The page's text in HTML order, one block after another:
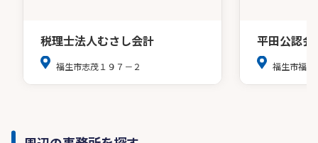
税理士法人むさし会計
福生市志茂１９７－２
平田公認会
福生市福生